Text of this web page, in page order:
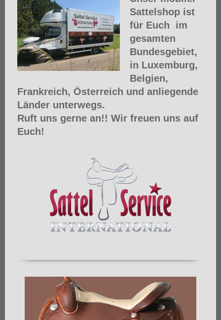
Sattelshop ist
für Euch im
gesamten
Bundesgebiet,
in Luxemburg,
Belgien,
Frankreich, Österreich und anliegende
Länder unterwegs.
Ruft uns gerne an!! Wir freuen uns auf
Euch!